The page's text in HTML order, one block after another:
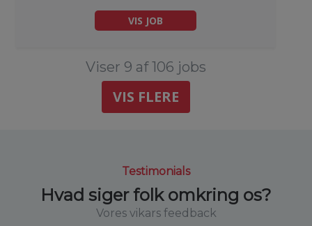
VIS JOB
Viser 9 af 106 jobs
VIS FLERE
Testimonials
Hvad siger folk omkring os?
Vores vikars feedback